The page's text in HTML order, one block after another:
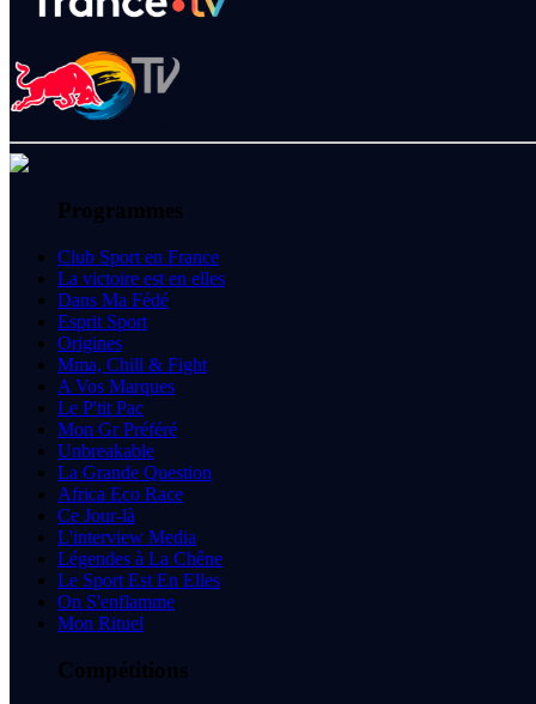
Programmes
Club Sport en France
La victoire est en elles
Dans Ma Fédé
Esprit Sport
Origines
Mma, Chill & Fight
A Vos Marques
Le P'tit Pac
Mon Gr Préféré
Unbreakable
La Grande Question
Africa Eco Race
Ce Jour-là
L'interview Media
Légendes à La Chêne
Le Sport Est En Elles
On S'enflamme
Mon Rituel
Compétitions